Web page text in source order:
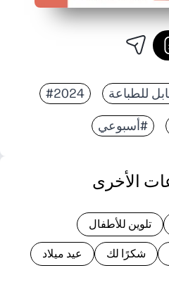
للطباعة #2024
#أسبوعي
الأخرى
تلوين للأطفال
شكرًا لك عيد ميلاد